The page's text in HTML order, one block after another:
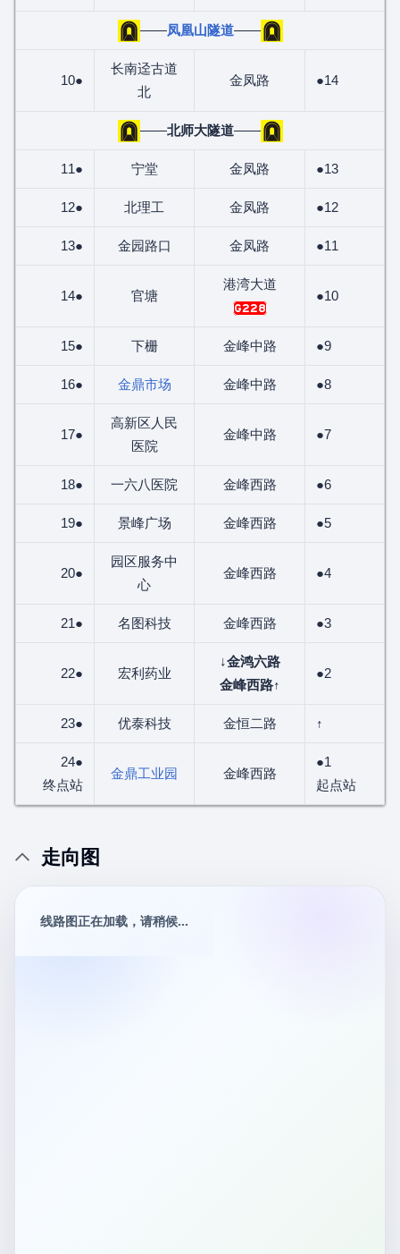
——凤凰山隧道——
10●
长南迳古道
北
金凤路 ●14
——北师大隧道——
11● 宁堂 金凤路 ●13
12● 北理工 金凤路 ●12
13● 金园路口 金凤路 ●11
14● 官塘
港湾大道
G228
●10
15● 下栅 金峰中路 ●9
16● 金鼎市场 金峰中路 ●8
17●
高新区人民
医院
金峰中路 ●7
18● 一六八医院 金峰西路 ●6
19● 景峰广场 金峰西路 ●5
20●
园区服务中
心
金峰西路 ●4
21● 名图科技 金峰西路 ●3
22● 宏利药业
↓金鸿六路
金峰西路↑
●2
23● 优泰科技 金恒二路 ↑
24●
终点站
金鼎工业园 金峰西路
●1
起点站
走向图
线路图正在加载，请稍候...